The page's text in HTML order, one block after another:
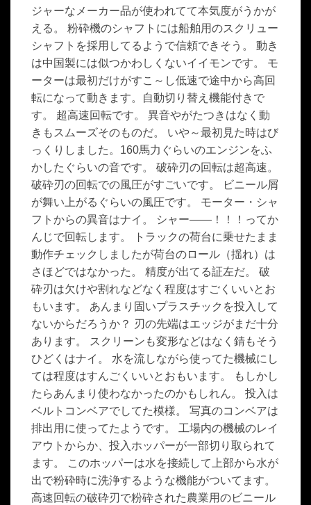
ジャーなメーカー品が使われてて本気度がうかが
える。 粉砕機のシャフトには船舶用のスクリュー
シャフトを採用してるようで信頼できそう。 動き
は中国製には似つかわしくないイイモンです。 モ
ーターは最初だけがすこ～し低速で途中から高回
転になって動きます。自動切り替え機能付きで
す。 超高速回転です。 異音やがたつきはなく動
きもスムーズそのものだ。 いや～最初見た時はび
っくりしました。160馬力ぐらいのエンジンをふ
かしたぐらいの音です。 破砕刃の回転は超高速。
破砕刃の回転での風圧がすごいです。 ビニール屑
が舞い上がるぐらいの風圧です。 モーター・シャ
フトからの異音はナイ。 シャー――！！！ってか
んじで回転します。 トラックの荷台に乗せたまま
動作チェックしましたが荷台のロール（揺れ）は
さほどではなかった。 精度が出てる証左だ。 破
砕刃は欠けや割れなどなく程度はすごくいいとお
もいます。 あんまり固いプラスチックを投入して
ないからだろうか？ 刃の先端はエッジがまだ十分
あります。 スクリーンも変形などはなく錆もそう
ひどくはナイ。 水を流しながら使ってた機械にし
ては程度はすんごくいいとおもいます。 もしかし
たらあんまり使わなかったのかもしれん。 投入は
ベルトコンベアでしてた模様。 写真のコンベアは
排出用に使ってたようです。 工場内の機械のレイ
アウトからか、投入ホッパーが一部切り取られて
ます。 このホッパーは水を接続して上部から水が
出で粉砕時に洗浄するような機能がついてます。
高速回転の破砕刃で粉砕された農業用のビニール